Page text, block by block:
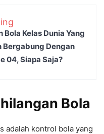
Bola Kelas Dunia Yang
Bergabung Dengan
04, Siapa Saja?
Bola
adalah kontrol bola yang